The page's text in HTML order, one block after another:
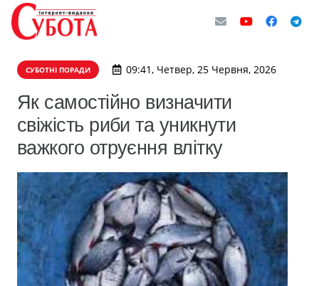
СУБОТНІ ПОРАДИ 09:41, Четвер, 25 Червня, 2026
Як самостійно визначити
свіжість риби та уникнути
важкого отруєння влітку